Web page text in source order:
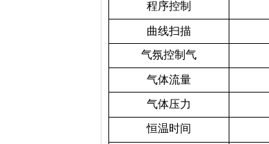
程序控制
曲线扫描
气氛控制气
气体流量
气体压力
恒温时间